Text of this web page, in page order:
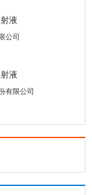
液
公司
液
有限公司